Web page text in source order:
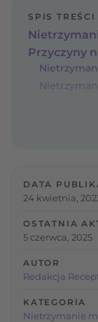
SPIS TREŚCI
Przyczyny
DATA
24 kwietnia,
OSTATNIA
5 czerwca, 2025
AUTOR
Redakcja
KATEGORIA
Nietrzymanie